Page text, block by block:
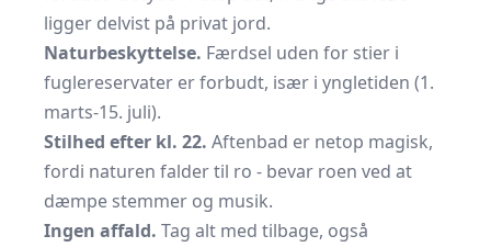
ligger delvist på privat jord.
Naturbeskyttelse. Færdsel uden for stier i
fuglereservater er forbudt, især i yngletiden (1.
marts-15. juli).
Stilhed efter kl. 22. Aftenbad er netop magisk,
fordi naturen falder til ro - bevar roen ved at
dæmpe stemmer og musik.
Ingen affald. Tag alt med tilbage, også